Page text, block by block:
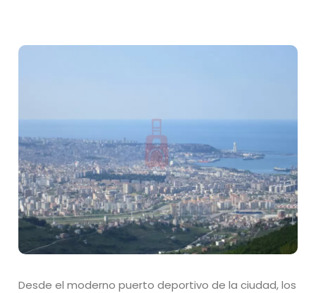
Desde el moderno puerto deportivo de la ciudad, los